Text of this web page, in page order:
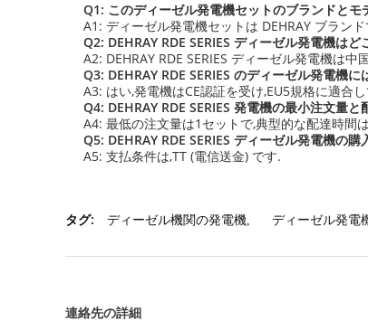
Q1: このディーゼル発電機セットのブランドとモ
A1: ディーゼル発電機セットは DEHRAY ブラン
Q2: DEHRAY RDE SERIES ディーゼル発電機は
A2: DEHRAY RDE SERIES ディーゼル発電機は中
Q3: DEHRAY RDE SERIES のディーゼル発電機
A3: はい,発電機はCE認証を受け,EU5規格に適合
Q4: DEHRAY RDE SERIES 発電機の最小注文量と
A4: 最低の注文量は1セットで,典型的な配達時間
Q5: DEHRAY RDE SERIES ディーゼル発電機の購
A5: 支払条件は,TT (電信送金) です.
タグ: ディーゼル機関の発電機, ディーゼル発電
連絡先の詳細